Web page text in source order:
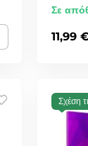
Σε
11,99
Σχέση